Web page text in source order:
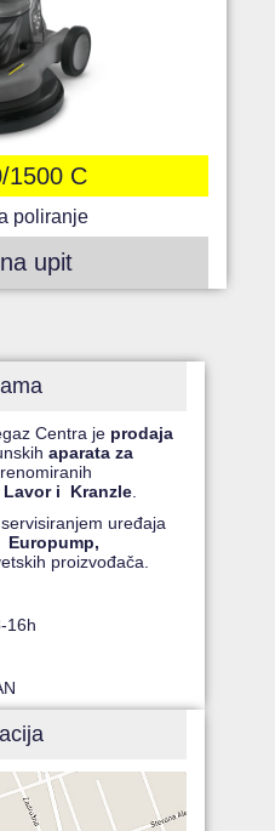
1500 C
poliranje
upit
Centra je prodaja
aparata za
renomiranih
Lavor i Kranzle
uređaja
Europump,
proizvođača.
16h